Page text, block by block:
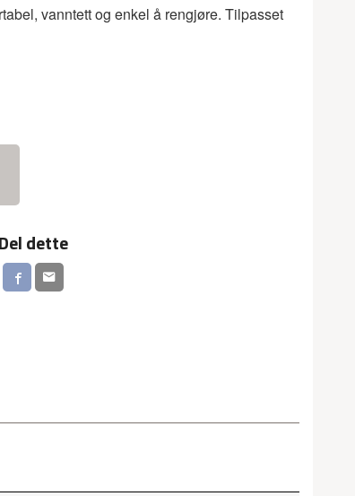
vanntett og enkel å rengjøre. Tilpasset
Del dette